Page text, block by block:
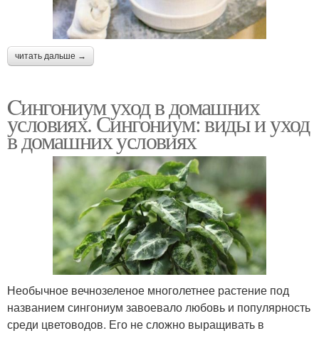
читать дальше →
Cингониум уход в домашних
условиях. Сингониум: виды и уход
в домашних условиях
Необычное вечнозеленое многолетнее растение под
названием сингониум завоевало любовь и популярность
среди цветоводов. Его не сложно выращивать в